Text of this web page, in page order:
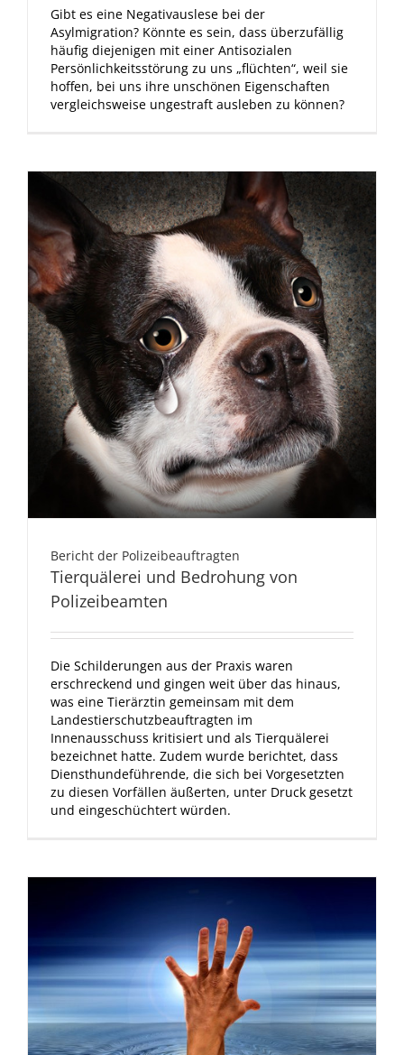
Gibt es eine Negativauslese bei der
Asylmigration? Könnte es sein, dass überzufällig
häufig diejenigen mit einer Antisozialen
Persönlichkeitsstörung zu uns „flüchten“, weil sie
hoffen, bei uns ihre unschönen Eigenschaften
vergleichsweise ungestraft ausleben zu können?
Bericht der Polizeibeauftragten
Tierquälerei und Bedrohung von
Polizeibeamten
Die Schilderungen aus der Praxis waren
erschreckend und gingen weit über das hinaus,
was eine Tierärztin gemeinsam mit dem
Landestierschutzbeauftragten im
Innenausschuss kritisiert und als Tierquälerei
bezeichnet hatte. Zudem wurde berichtet, dass
Diensthundeführende, die sich bei Vorgesetzten
zu diesen Vorfällen äußerten, unter Druck gesetzt
und eingeschüchtert würden.